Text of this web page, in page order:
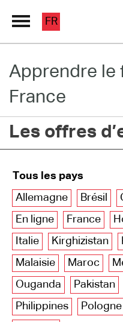
Grand Répertoire
Immersion France
Le français en
FR
Apprendre le
France
Les offres
Tous les pays
Allemagne
Brésil
En ligne
France
Italie
Kirghizistan
Malaisie
Maroc
Ouganda
Pakistan
Philippines
Pologne